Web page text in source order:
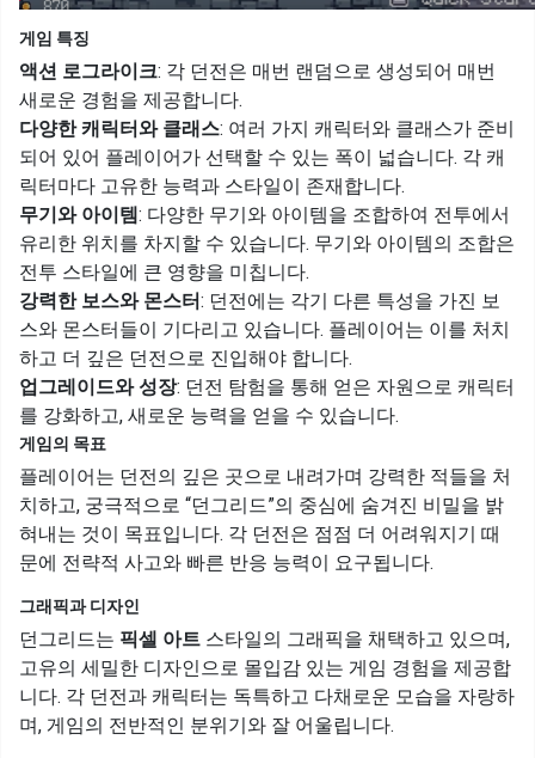
게임 특징
액션 로그라이크: 각 던전은 매번 랜덤으로 생성되어 매번
새로운 경험을 제공합니다.
다양한 캐릭터와 클래스: 여러 가지 캐릭터와 클래스가 준비
되어 있어 플레이어가 선택할 수 있는 폭이 넓습니다. 각 캐
릭터마다 고유한 능력과 스타일이 존재합니다.
무기와 아이템: 다양한 무기와 아이템을 조합하여 전투에서
유리한 위치를 차지할 수 있습니다. 무기와 아이템의 조합은
전투 스타일에 큰 영향을 미칩니다.
강력한 보스와 몬스터: 던전에는 각기 다른 특성을 가진 보
스와 몬스터들이 기다리고 있습니다. 플레이어는 이를 처치
하고 더 깊은 던전으로 진입해야 합니다.
업그레이드와 성장: 던전 탐험을 통해 얻은 자원으로 캐릭터
를 강화하고, 새로운 능력을 얻을 수 있습니다.
게임의 목표
플레이어는 던전의 깊은 곳으로 내려가며 강력한 적들을 처
치하고, 궁극적으로 “던그리드”의 중심에 숨겨진 비밀을 밝
혀내는 것이 목표입니다. 각 던전은 점점 더 어려워지기 때
문에 전략적 사고와 빠른 반응 능력이 요구됩니다.
그래픽과 디자인
던그리드는 픽셀 아트 스타일의 그래픽을 채택하고 있으며,
고유의 세밀한 디자인으로 몰입감 있는 게임 경험을 제공합
니다. 각 던전과 캐릭터는 독특하고 다채로운 모습을 자랑하
며, 게임의 전반적인 분위기와 잘 어울립니다.